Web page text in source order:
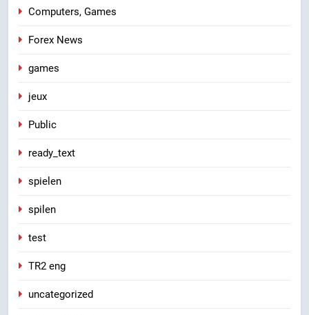
Computers, Games
Forex News
games
jeux
Public
ready_text
spielen
spilen
test
TR2 eng
uncategorized